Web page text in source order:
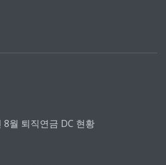
8월 퇴직연금 DC 현황